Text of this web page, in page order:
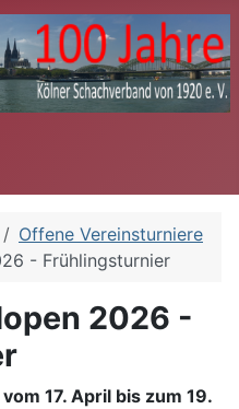
Offene Vereinsturniere
- Frühlingsturnier
2026 -
vom 17. April bis zum 19.